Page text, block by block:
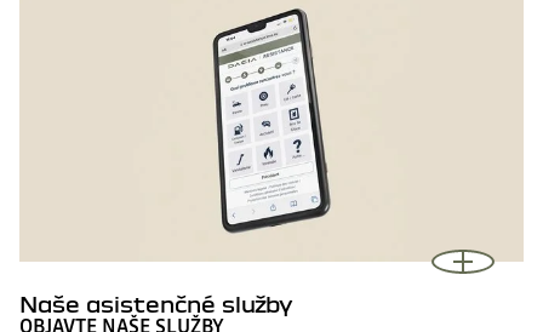
Naše asistenčné služby
OBJAVTE NAŠE SLUŽBY